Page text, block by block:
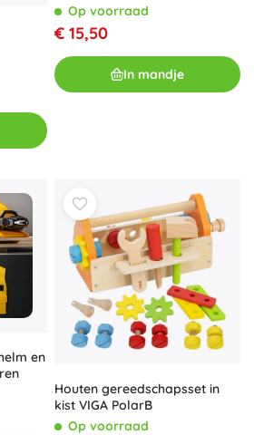
Op voorraad
€ 15,50
In mandje
en
Houten gereedschapsset in
kist VIGA PolarB
Op voorraad